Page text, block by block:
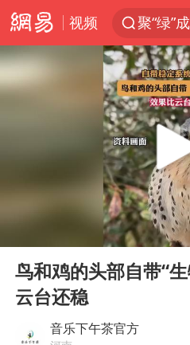
视频
聚“绿”
金饰克
24小时
“梅姨案
今年4
“梅姨”
Play
鸟和鸡的头部自带“
云台还稳
音乐下午茶官方